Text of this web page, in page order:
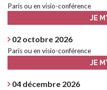
Paris ou en visio-conférence
JE
02 octobre 2026
Paris ou en visio-conférence
JE
04 décembre 2026